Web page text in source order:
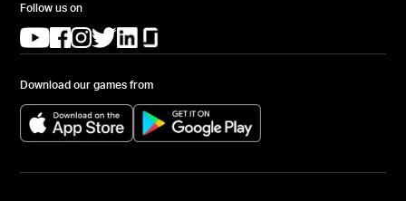
Follow us on
(opens in a new tab)
(opens in a new tab)
(opens in a new tab)
(opens in a new tab)
(opens in a new tab)
Download our games from
(opens in a new tab) (opens in a new tab)